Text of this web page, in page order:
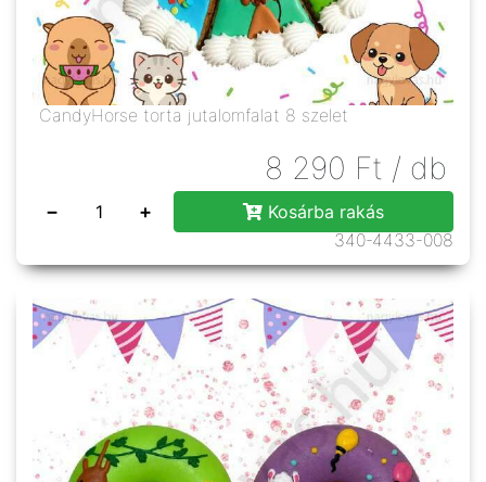
CandyHorse torta jutalomfalat 8 szelet
8 290 Ft / db
− +
Kosárba rakás
340-4433-008